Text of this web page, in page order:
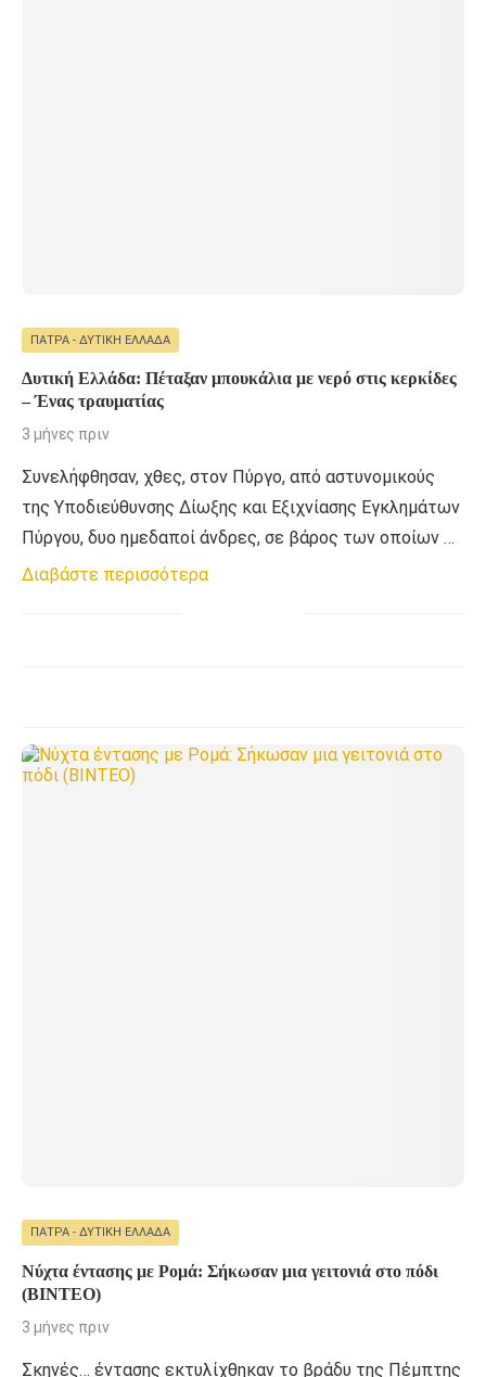
ΠΆΤΡΑ - ΔΥΤΙΚΉ ΕΛΛΆΔΑ
Δυτική Ελλάδα: Πέταξαν μπουκάλια με νερό στις κερκίδες
– Ένας τραυματίας
3 μήνες πριν
Συνελήφθησαν, χθες, στον Πύργο, από αστυνομικούς
της Υποδιεύθυνσης Δίωξης και Εξιχνίασης Εγκλημάτων
Πύργου, δυο ημεδαποί άνδρες, σε βάρος των οποίων …
Διαβάστε περισσότερα
ΠΆΤΡΑ - ΔΥΤΙΚΉ ΕΛΛΆΔΑ
Νύχτα έντασης με Ρομά: Σήκωσαν μια γειτονιά στο πόδι
(ΒΙΝΤΕΟ)
3 μήνες πριν
Σκηνές… έντασης εκτυλίχθηκαν το βράδυ της Πέμπτης